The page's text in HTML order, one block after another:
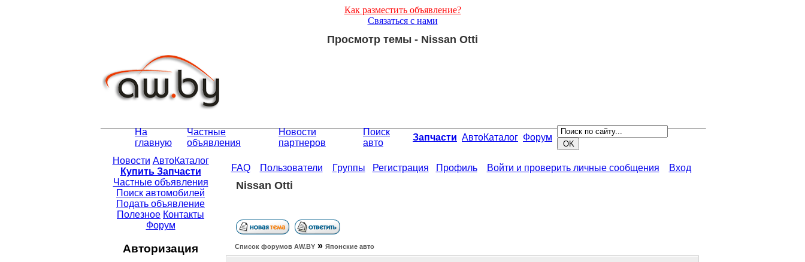
Как разместить объявление?
Связаться с нами
Просмотр темы - Nissan Otti
На
главную
Частные
объявления
Новости
партнеров
Поиск
авто
Запчасти АвтоКаталог Форум
Новости АвтоКаталог
Купить Запчасти
Частные объявления
Поиск автомобилей
Подать объявление
Полезное Контакты
Форум
Авторизация
FAQ Пользователи Группы Регистрация Профиль Войти и проверить личные сообщения Вход
Nissan Otti
Список форумов АW.BY» Японские авто